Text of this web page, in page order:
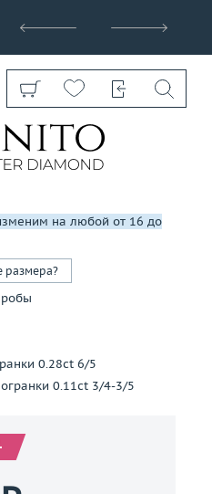
на любой от 16 до
размера?
0.28ct 6/5
0.11ct 3/4-3/5